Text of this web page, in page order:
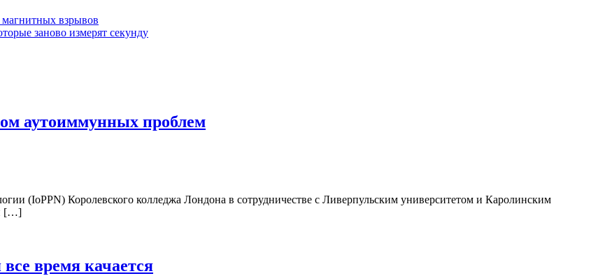
взрывов
заново измерят секунду
аутоиммунных проблем
(IoPPN) Королевского колледжа Лондона в сотрудничестве с Ливерпульским университетом и Каролинским
[…]
время качается